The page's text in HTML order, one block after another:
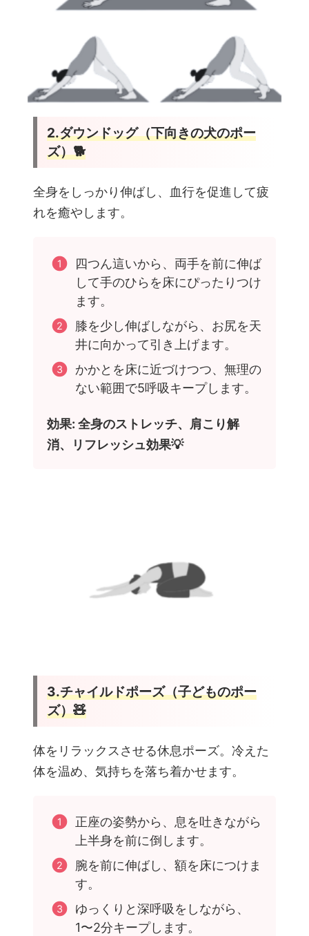
2.ダウンドッグ（下向きの犬のポー
ズ）🐕
全身をしっかり伸ばし、血行を促進して疲
れを癒やします。
四つん這いから、両手を前に伸ば
して手のひらを床にぴったりつけ
ます。
膝を少し伸ばしながら、お尻を天
井に向かって引き上げます。
かかとを床に近づけつつ、無理の
ない範囲で5呼吸キープします。
効果: 全身のストレッチ、肩こり解
消、リフレッシュ効果💡
3.チャイルドポーズ（子どものポー
ズ）🧸
体をリラックスさせる休息ポーズ。冷えた
体を温め、気持ちを落ち着かせます。
正座の姿勢から、息を吐きながら
上半身を前に倒します。
腕を前に伸ばし、額を床につけま
す。
ゆっくりと深呼吸をしながら、
1〜2分キープします。